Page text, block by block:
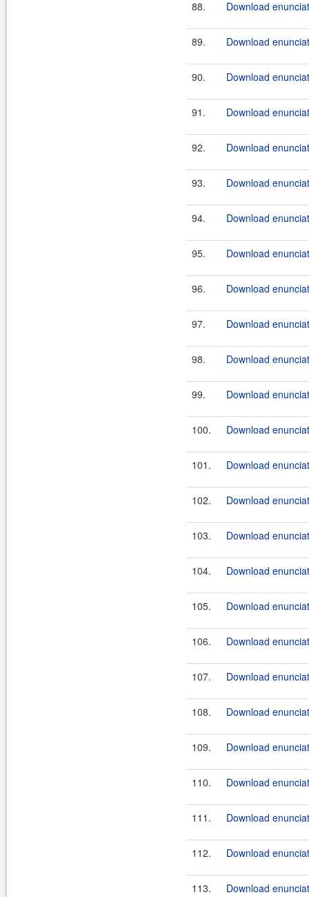
88. Download
89. Download
90. Download
91. Download
92. Download
93. Download
94. Download
95. Download
96. Download
97. Download
98. Download
99. Download
100. Download
101. Download
102. Download
103. Download
104. Download
105. Download
106. Download
107. Download
108. Download
109. Download
110. Download
111. Download
112. Download
113. Download